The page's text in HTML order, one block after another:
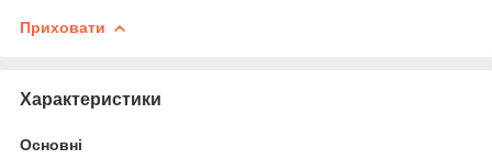
Приховати
Характеристики
Основні